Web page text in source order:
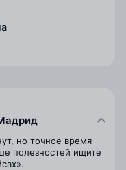
но точное время
полезностей ищите